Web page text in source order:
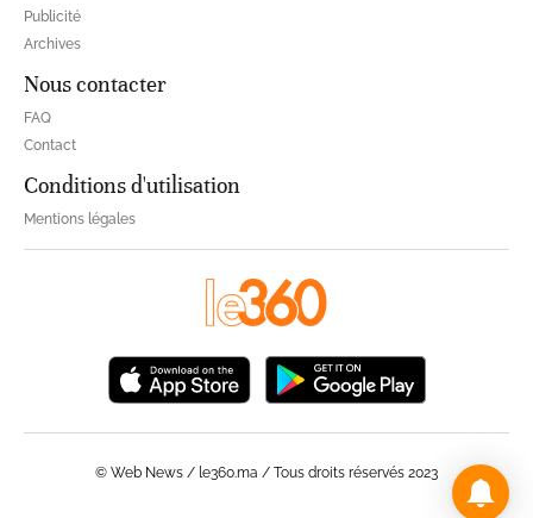
Publicité
Archives
Nous contacter
FAQ
Contact
Conditions d'utilisation
Mentions légales
© Web News / le360.ma / Tous droits réservés 2023